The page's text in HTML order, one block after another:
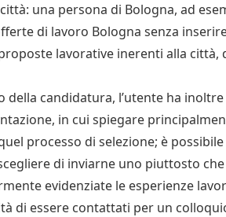
una persona di Bologna, ad
di lavoro Bologna senza
lavorative inerenti alla città,
della candidatura, l’utente ha
in cui spiegare
processo di selezione; è
di inviarne uno piuttosto
evidenziate le esperienze
di essere contattati per un